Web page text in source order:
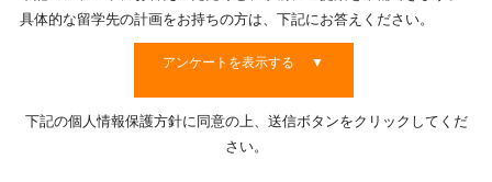
具体的な留学先の計画をお持ちの方は、下記にお答えください。
アンケートを表示する ▼
下記の個人情報保護方針に同意の上、送信ボタンをクリックしてくだ
さい。